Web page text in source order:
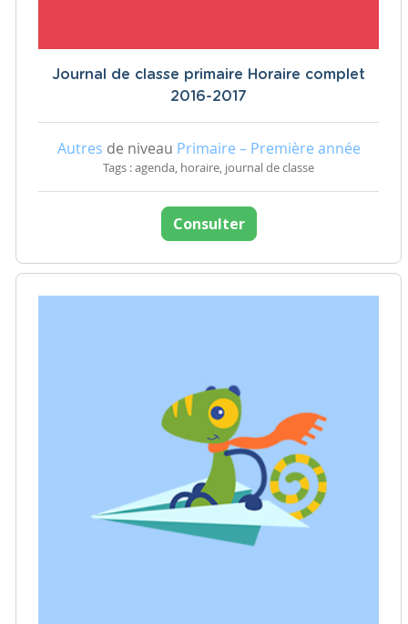
Journal de classe primaire Horaire complet
2016-2017
Autres de niveau Primaire – Première année
Tags : agenda, horaire, journal de classe
Consulter